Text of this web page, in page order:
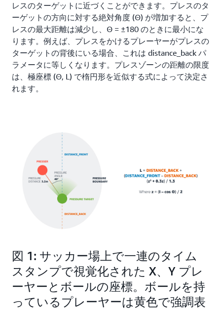
レスのターゲットに近づくことができます。プレスのタ
ーゲットの方向に対する絶対角度 (Θ) が増加すると、プ
レスの最大距離は減少し、Θ = ±180 のときに最小にな
ります。例えば、プレスをかけるプレーヤーがプレスの
ターゲットの背後にいる場合、これは distance_back パ
ラメータに等しくなります。プレスゾーンの距離の限度
は、極座標 (Θ, L) で楕円形を近似する式によって決定さ
れます。
図 1: サッカー場上で一連のタイム
スタンプで視覚化された X、Y プレ
ーヤーとボールの座標。ボールを持
っているプレーヤーは黄色で強調表